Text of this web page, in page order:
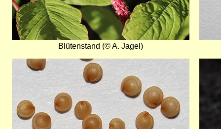
Blütenstand (© A. Jagel)
Bild